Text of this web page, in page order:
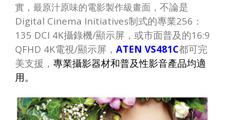
實，最原汁原味的電影製作級畫面， 不論是
Digital Cinema Initiatives制式的專業256 ：
135 DCI 4K攝錄機/顯示屏，或市面普及的16:9
QFHD 4K電視/顯示屏， ATEN VS481C都可完
美支援， 專業攝影器材和普及性影音產品均適
用。